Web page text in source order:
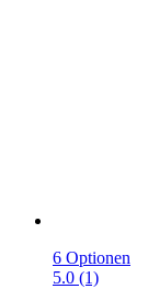
6 Optionen
5.0 (1)